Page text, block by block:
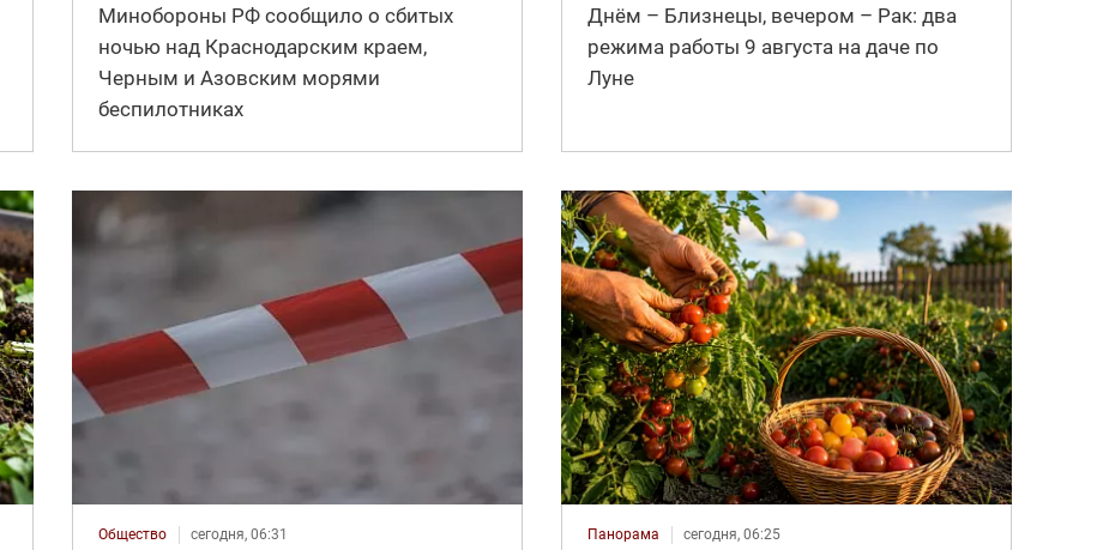
Минобороны РФ сообщило о сбитых
ночью над Краснодарским краем,
Черным и Азовским морями
беспилотниках
Днём – Близнецы, вечером – Рак: два
режима работы 9 августа на даче по
Луне
Общество сегодня, 06:31 Панорама сегодня, 06:25